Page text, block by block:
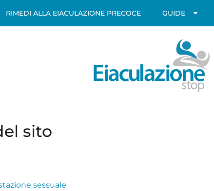
RIMEDI ALLA EIACULAZIONE PRECOCE GUIDE
sito
sessuale